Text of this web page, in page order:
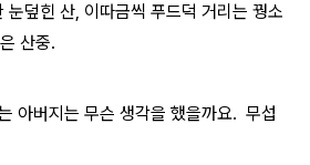
눈덮힌 산, 이따금씩 푸드덕 거리는 꿩소
산중.
아버지는 무슨 생각을 했을까요. 무섭